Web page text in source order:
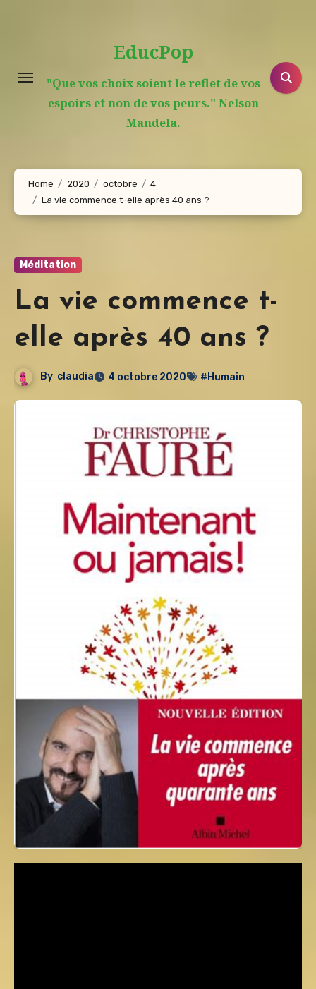
EducPop
"Que vos choix soient le reflet de vos
espoirs et non de vos peurs." Nelson
Mandela.
Home 2020 octobre
4
La vie commence t-elle après 40 ans ?
Méditation
La vie commence t-
elle après 40 ans ?
By claudia 4 octobre 2020 #Humain